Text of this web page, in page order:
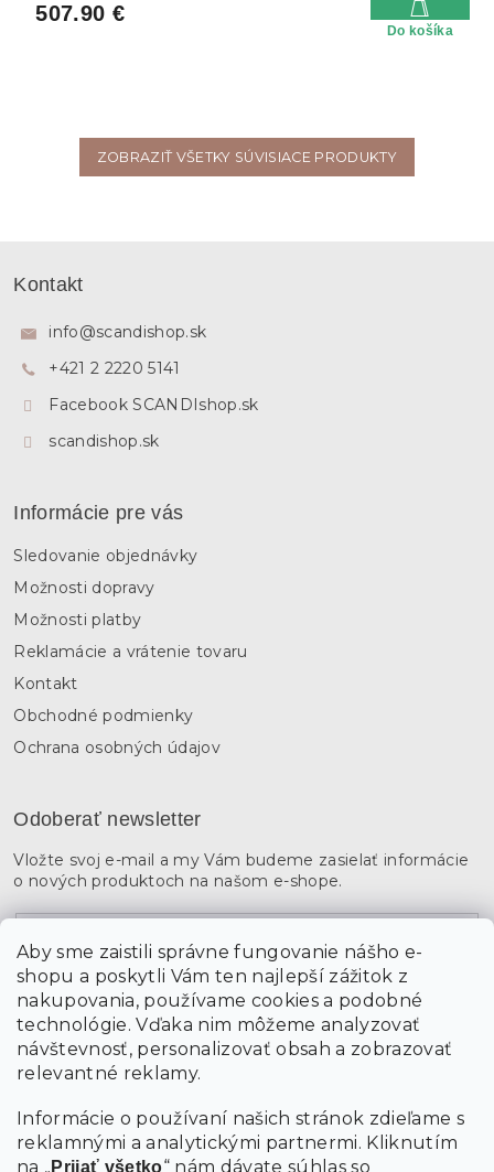
Aby sme zaistili správne fungovanie nášho e-
shopu a poskytli Vám ten najlepší zážitok z
nakupovania, používame cookies a podobné
technológie. Vďaka nim môžeme analyzovať
návštevnosť, personalizovať obsah a zobrazovať
relevantné reklamy.
Informácie o používaní našich stránok zdieľame s
reklamnými a analytickými partnermi. Kliknutím
na „ Prijať všetko“ nám dávate súhlas so
507.90 €
Do košíka
ZOBRAZIŤ VŠETKY SÚVISIACE PRODUKTY
Kontakt
info@scandishop.sk
+421 2 2220 5141
Facebook SCANDIshop.sk
scandishop.sk
Informácie pre vás
Sledovanie objednávky
Možnosti dopravy
Možnosti platby
Reklamácie a vrátenie tovaru
Kontakt
Obchodné podmienky
Ochrana osobných údajov
Odoberať newsletter
Vložte svoj e-mail a my Vám budeme zasielať informácie
o nových produktoch na našom e-shope.
Vložením údajov súhlasíte s podmienkami ochrany
osobných údajov
PRIHLÁSIŤ SA